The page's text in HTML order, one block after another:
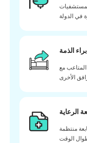
في الدولة
الذمة
المتاعب مع
الأخرى
الرعاية
منتظمة
طوال الوقت